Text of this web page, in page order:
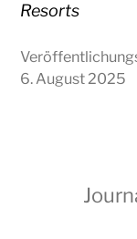
Resorts
6. August 2025